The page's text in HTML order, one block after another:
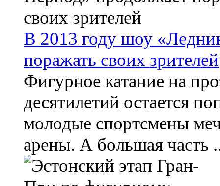
В 2013 году шоу
поражать своих зрителей
Фигурное катание на
десятилетий остается
молодые спортсмены
арены. А большая часть